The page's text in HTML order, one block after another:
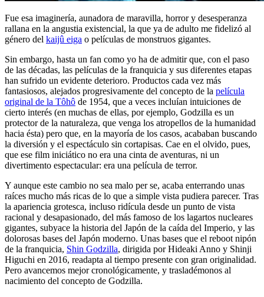
Fue esa imaginería, aunadora de maravilla, horror y desesperanza
rallana en la angustia existencial, la que ya de adulto me fidelizó al
género del kaijû eiga o películas de monstruos gigantes.
Sin embargo, hasta un fan como yo ha de admitir que, con el paso
de las décadas, las películas de la franquicia y sus diferentes etapas
han sufrido un evidente deterioro. Productos cada vez más
fantasiosos, alejados progresivamente del concepto de la película
original de la Tôhô de 1954, que a veces incluían intuiciones de
cierto interés (en muchas de ellas, por ejemplo, Godzilla es un
protector de la naturaleza, que venga los atropellos de la humanidad
hacia ésta) pero que, en la mayoría de los casos, acababan buscando
la diversión y el espectáculo sin cortapisas. Cae en el olvido, pues,
que ese film iniciático no era una cinta de aventuras, ni un
divertimento espectacular: era una película de terror.
Y aunque este cambio no sea malo per se, acaba enterrando unas
raíces mucho más ricas de lo que a simple vista pudiera parecer. Tras
la apariencia grotesca, incluso ridícula desde un punto de vista
racional y desapasionado, del más famoso de los lagartos nucleares
gigantes, subyace la historia del Japón de la caída del Imperio, y las
dolorosas bases del Japón moderno. Unas bases que el reboot nipón
de la franquicia, Shin Godzilla, dirigida por Hideaki Anno y Shinji
Higuchi en 2016, readapta al tiempo presente con gran originalidad.
Pero avancemos mejor cronológicamente, y trasladémonos al
nacimiento del concepto de Godzilla.